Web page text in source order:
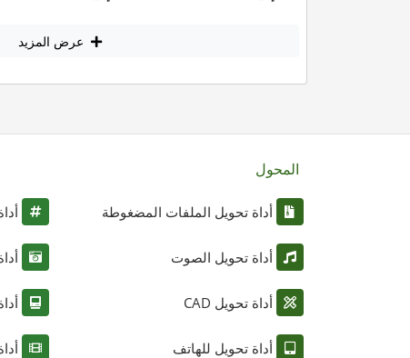
عرض المزيد
المحول
أداة تحويل الملفات المضغوطة
أداة تحويل الصوت
أداة تحويل CAD
أداة تحويل للهاتف